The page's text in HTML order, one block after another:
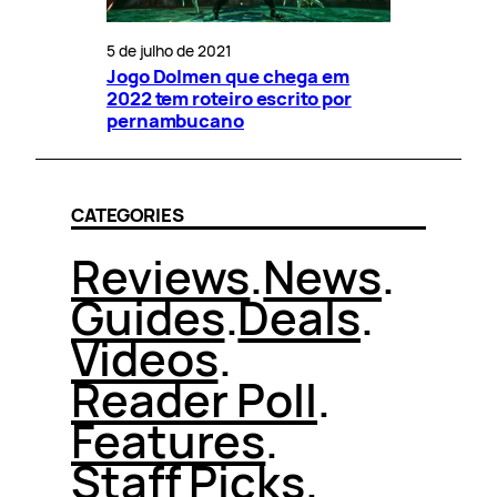
5 de julho de 2021
Jogo Dolmen que chega em
2022 tem roteiro escrito por
pernambucano
CATEGORIES
Reviews.News.
Guides.Deals.
Videos.
Reader Poll.
Features.
Staff Picks.